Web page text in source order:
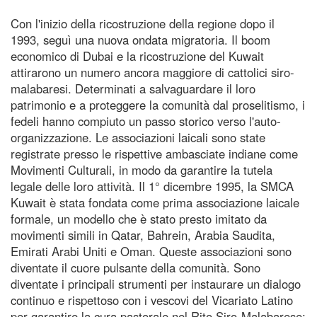
Con l'inizio della ricostruzione della regione dopo il
1993, seguì una nuova ondata migratoria. Il boom
economico di Dubai e la ricostruzione del Kuwait
attirarono un numero ancora maggiore di cattolici siro-
malabaresi. Determinati a salvaguardare il loro
patrimonio e a proteggere la comunità dal proselitismo, i
fedeli hanno compiuto un passo storico verso l'auto-
organizzazione. Le associazioni laicali sono state
registrate presso le rispettive ambasciate indiane come
Movimenti Culturali, in modo da garantire la tutela
legale delle loro attività. Il 1° dicembre 1995, la SMCA
Kuwait è stata fondata come prima associazione laicale
formale, un modello che è stato presto imitato da
movimenti simili in Qatar, Bahrein, Arabia Saudita,
Emirati Arabi Uniti e Oman. Queste associazioni sono
diventate il cuore pulsante della comunità. Sono
diventate i principali strumenti per instaurare un dialogo
continuo e rispettoso con i vescovi del Vicariato Latino